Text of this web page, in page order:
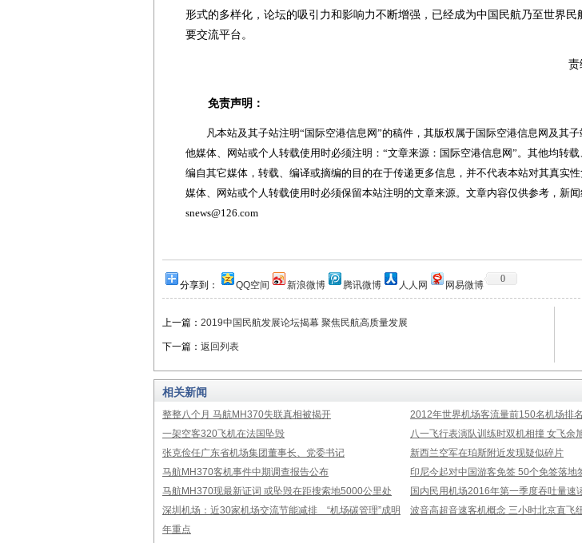
形式的多样化，论坛的吸引力和影响力不断增强，已经成为中国民航乃至世界民
要交流平台。
责
免责声明：
凡本站及其子站注明“国际空港信息网”的稿件，其版权属于国际空港信息网及其子
他媒体、网站或个人转载使用时必须注明：“文章来源：国际空港信息网”。其他均转
编自其它媒体，转载、编译或摘编的目的在于传递更多信息，并不代表本站对其真实
媒体、网站或个人转载使用时必须保留本站注明的文章来源。文章内容仅供参考，新
snews@126.com
分享到： QQ空间 新浪微博 腾讯微博 人人网 网易微博
0
上一篇： 2019中国民航发展论坛揭幕 聚焦民航高质量发展
下一篇： 返回列表
相关新闻
整整八个月 马航MH370失联真相被揭开
2012年世界机场客流量前150名机场排
一架空客320飞机在法国坠毁
八一飞行表演队训练时双机相撞 女飞余
张克俭任广东省机场集团董事长、党委书记
新西兰空军在珀斯附近发现疑似碎片
马航MH370客机事件中期调查报告公布
印尼今起对中国游客免签 50个免签落地
马航MH370现最新证词 或坠毁在距搜索地5000公里处
国内民用机场2016年第一季度吞吐量速
深圳机场：近30家机场交流节能减排 “机场碳管理”成明
年重点
波音高超音速客机概念 三小时北京直飞